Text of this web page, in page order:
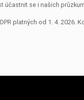
se i našich
platných od 1. 4. 2026.